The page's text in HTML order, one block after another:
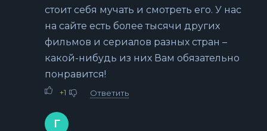
стоит себя мучать и смотреть его. У нас
на сайте есть более тысячи других
фильмов и сериалов разных стран –
какой-нибудь из них Вам обязательно
понравится!
+1 Ответить
Г